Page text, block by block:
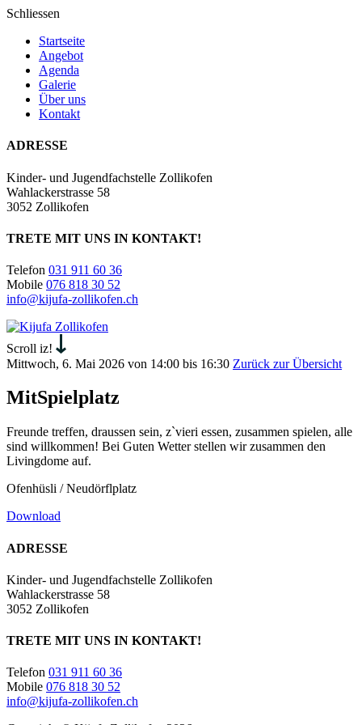
Schliessen
Startseite
Angebot
Agenda
Galerie
Über uns
Kontakt
ADRESSE
Kinder- und Jugendfachstelle Zollikofen
Wahlackerstrasse 58
3052 Zollikofen
TRETE MIT UNS IN KONTAKT!
Telefon 031 911 60 36
Mobile 076 818 30 52
info@kijufa-zollikofen.ch
Scroll iz!
Mittwoch, 6. Mai 2026 von 14:00 bis 16:30 Zurück zur Übersicht
MitSpielplatz
Freunde treffen, draussen sein, z`vieri essen, zusammen spielen, alle
sind willkommen! Bei Guten Wetter stellen wir zusammen den
Livingdome auf.
Ofenhüsli / Neudörflplatz
Download
ADRESSE
Kinder- und Jugendfachstelle Zollikofen
Wahlackerstrasse 58
3052 Zollikofen
TRETE MIT UNS IN KONTAKT!
Telefon 031 911 60 36
Mobile 076 818 30 52
info@kijufa-zollikofen.ch